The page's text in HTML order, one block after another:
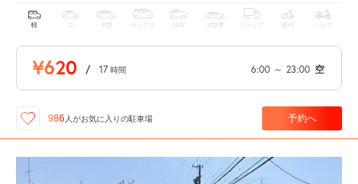
軽 中型 ボックス SUV 大型車 トラック 原付 バイク
¥620 / 17 時間 6:00 ～ 23:00 空
986 人がお気に入りの駐車場 予約へ